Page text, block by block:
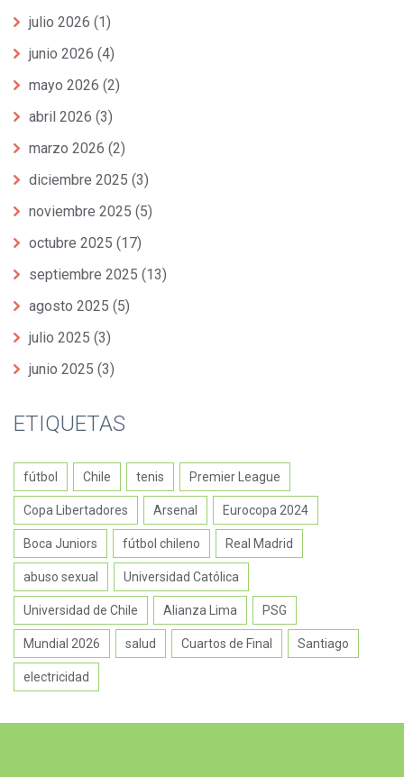
julio 2026 (1)
junio 2026 (4)
mayo 2026 (2)
abril 2026 (3)
marzo 2026 (2)
diciembre 2025 (3)
noviembre 2025 (5)
octubre 2025 (17)
septiembre 2025 (13)
agosto 2025 (5)
julio 2025 (3)
junio 2025 (3)
ETIQUETAS
fútbol Chile tenis Premier League
Copa Libertadores Arsenal Eurocopa 2024
Boca Juniors fútbol chileno Real Madrid
abuso sexual Universidad Católica
Universidad de Chile Alianza Lima PSG
Mundial 2026 salud Cuartos de Final Santiago
electricidad